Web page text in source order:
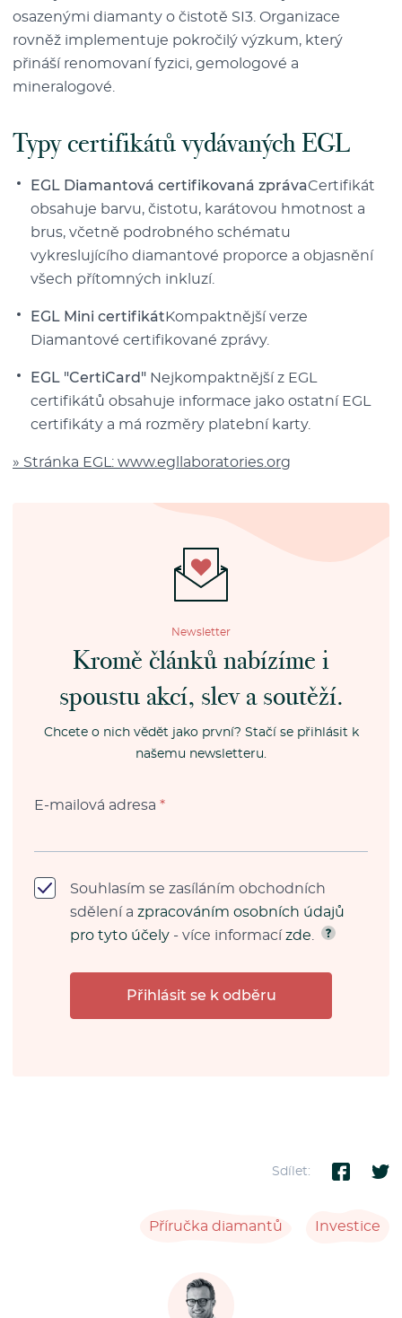
osazenými diamanty o čistotě SI3. Organizace
rovněž implementuje pokročilý výzkum, který
přináší renomovaní fyzici, gemologové a
mineralogové.
Typy certifikátů vydávaných EGL
EGL Diamantová certifikovaná zprávaCertifikát
obsahuje barvu, čistotu, karátovou hmotnost a
brus, včetně podrobného schématu
vykreslujícího diamantové proporce a objasnění
všech přítomných inkluzí.
EGL Mini certifikát Kompaktnější verze
Diamantové certifikované zprávy.
EGL "CertiCard" Nejkompaktnější z EGL
certifikátů obsahuje informace jako ostatní EGL
certifikáty a má rozměry platební karty.
» Stránka EGL: www.egllaboratories.org
Newsletter
Kromě článků nabízíme i
spoustu akcí, slev a soutěží.
Chcete o nich vědět jako první? Stačí se přihlásit k
našemu newsletteru.
E-mailová adresa *
Souhlasím se zasíláním obchodních
sdělení a zpracováním osobních údajů
pro tyto účely - více informací zde
Přihlásit se k odběru
Sdílet:
Příručka diamantů Investice